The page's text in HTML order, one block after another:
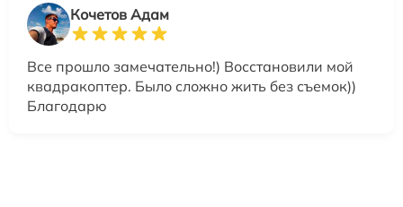
Кочетов Адам
Все прошло замечательно!) Восстановили мой
квадракоптер. Было сложно жить без съемок))
Благодарю